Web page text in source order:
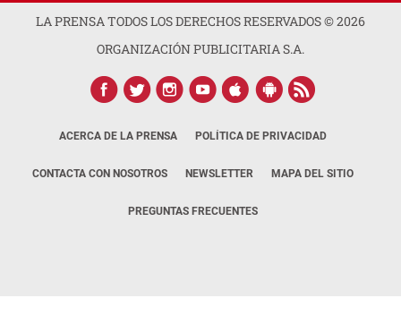
LA PRENSA TODOS LOS DERECHOS RESERVADOS ©2026
ORGANIZACIÓN PUBLICITARIA S.A.
ACERCA DE LA PRENSA POLÍTICA DE PRIVACIDAD
CONTACTA CON NOSOTROS NEWSLETTER MAPA DEL SITIO
PREGUNTAS FRECUENTES